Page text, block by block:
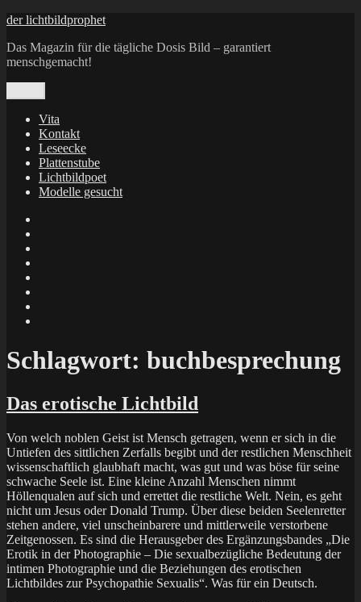
Zum
springen
der lichtbildprophet
Das Magazin für die tägliche Dosis Bild – garantiert
menschgemacht!
Vita
Kontakt
Leseecke
Plattenstube
Lichtbildpoet
Modelle gesucht
X
Schlagwort: buchbesprechung
Das erotische Lichtbild
Von welch noblen Geist ist Mensch getragen, wenn er sich in die
Untiefen des sittlichen Zerfalls begibt und der restlichen Menschheit
wissenschaftlich glaubhaft macht, was gut und was böse für seine
schwache Seele ist. Eine kleine Anzahl Menschen nimmt
Höllenqualen auf sich und errettet die restliche Welt. Nein, es geht
nicht um Jesus oder Donald Trump. Über diese beiden Seelenretter
stehen andere, viel unscheinbarere und mittlerweile verstorbene
Zeitgenossen. Es sind die Herausgeber des Ergänzungsbandes „Die
Erotik in der Photographie – Die sexualbezügliche Bedeutung der
intimen Photographie und die Beziehungen des erotischen
Lichtbildes zur Psychopathie Sexualis“. Was für ein Deutsch.